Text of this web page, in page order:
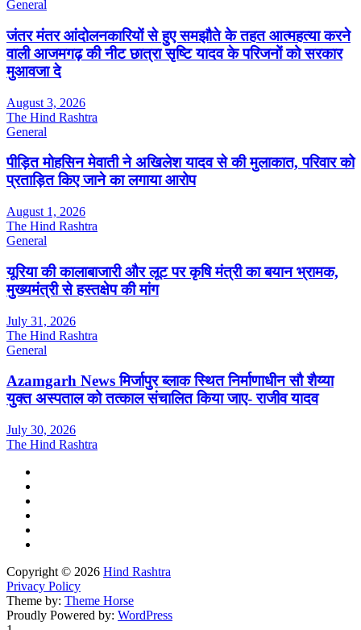
General
जंतर मंतर आंदोलनकारियों से हुए समझौते के तहत आत्महत्या करने
वाली आजमगढ़ की नीट छात्रा सृष्टि यादव के परिजनों को सरकार
मुआवजा दे
August 3, 2026
The Hind Rashtra
General
पीड़ित मोहसिन मेवाती ने अखिलेश यादव से की मुलाकात, परिवार को
प्रताड़ित किए जाने का लगाया आरोप
August 1, 2026
The Hind Rashtra
General
यूरिया की कालाबाजारी और लूट पर कृषि मंत्री का बयान भ्रामक,
मुख्यमंत्री से हस्तक्षेप की मांग
July 31, 2026
The Hind Rashtra
General
Azamgarh News मिर्जापुर ब्लाक स्थित निर्माणाधीन सौ शैय्या
युक्त अस्पताल को तत्काल संचालित किया जाए- राजीव यादव
July 30, 2026
The Hind Rashtra
Copyright © 2026 Hind Rashtra
Privacy Policy
Theme by: Theme Horse
Proudly Powered by: WordPress